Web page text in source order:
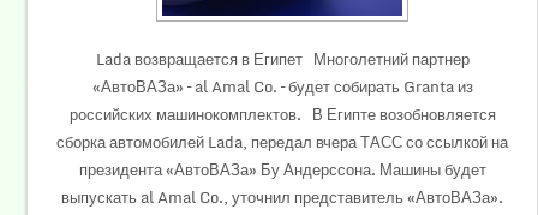
Lada возвращается в Египет Многолетний партнер
«АвтоВАЗа» – al Amal Co. – будет собирать Granta из
российских машинокомплектов. В Египте возобновляется
сборка автомобилей Lada, передал вчера ТАСС со ссылкой на
президента «АвтоВАЗа» Бу Андерссона. Машины будет
выпускать al Amal Co., уточнил представитель «АвтоВАЗа».